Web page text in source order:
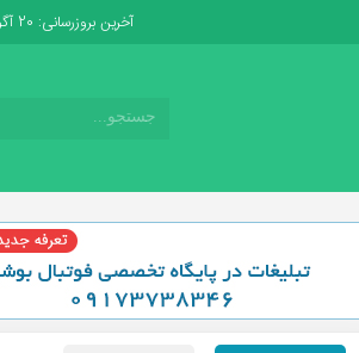
آخرین بروزرسانی: 20 آگوست 2018